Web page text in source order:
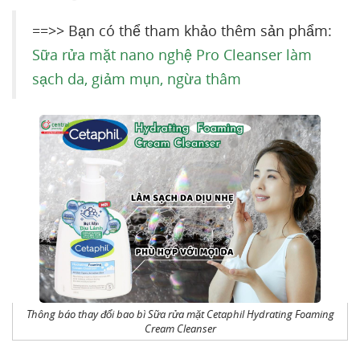
==>> Bạn có thể tham khảo thêm sản phẩm:
Sữa rửa mặt nano nghệ Pro Cleanser làm
sạch da, giảm mụn, ngừa thâm
Thông báo thay đổi bao bì Sữa rửa mặt Cetaphil Hydrating Foaming
Cream Cleanser